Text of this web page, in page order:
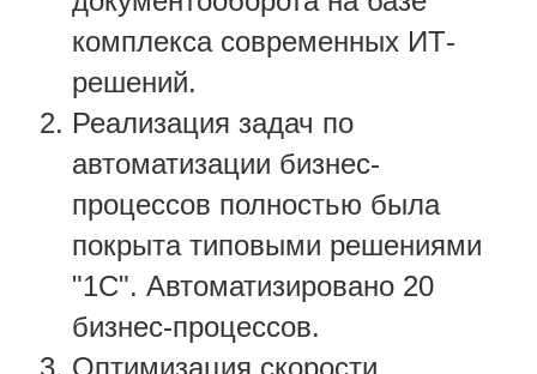
комплекса современных ИТ-
решений.
Реализация задач по
автоматизации бизнес-
процессов полностью была
покрыта типовыми решениями
"1С". Автоматизировано 20
бизнес-процессов.
Оптимизация скорости